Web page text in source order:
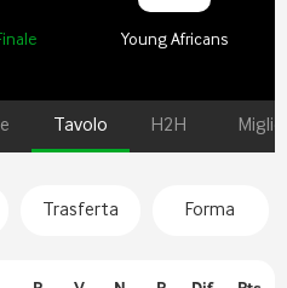
Young Africans
Tavolo H2H
Trasferta Forma